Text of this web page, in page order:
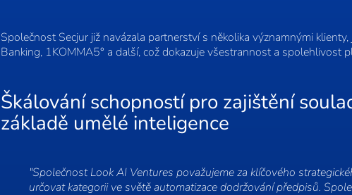
Společnost Secjur již navázala partnerství s několika významnými
Banking, 1KOMMA5° a další, což dokazuje všestrannost a spolehlivost
Škálování schopností pro zajištění
základě umělé inteligence
"Společnost Look AI Ventures považujeme za klíčového
určovat kategorii ve světě automatizace dodržování předpisů.